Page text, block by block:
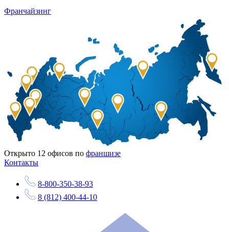
Франчайзинг
Открыто 12 офисов по франшизе
Контакты
8-800-350-38-93
8 (812) 400-44-10